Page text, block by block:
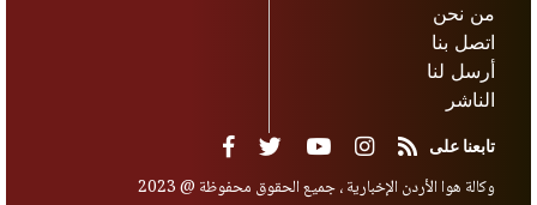
من نحن
اتصل بنا
أرسل لنا
الناشر
تابعنا على
وكالة هوا الأردن الإخبارية ، جميع الحقوق محفوظة @ 2023